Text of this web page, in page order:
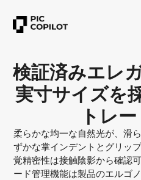
検証済みエレ
実寸サイズを
トレ
柔らかな均一な自然光が、滑
ずかな掌インデントとグリッ
覚精密性は接触陰影から確認
ード管理機能は製品のエルゴ